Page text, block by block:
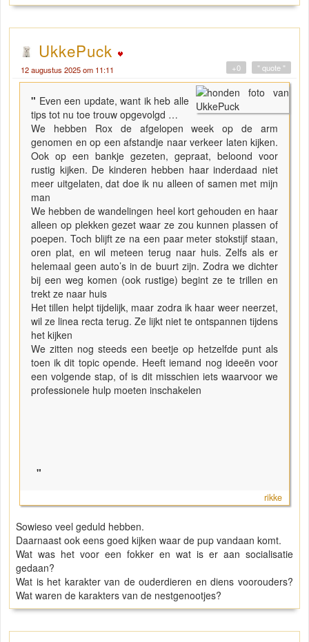
UkkePuck
12 augustus 2025 om 11:11 " quote "
+0
" Even een update, want ik heb alle
tips tot nu toe trouw opgevolgd …
We hebben Rox de afgelopen week op de arm
genomen en op een afstandje naar verkeer laten kijken.
Ook op een bankje gezeten, gepraat, beloond voor
rustig kijken. De kinderen hebben haar inderdaad niet
meer uitgelaten, dat doe ik nu alleen of samen met mijn
man
We hebben de wandelingen heel kort gehouden en haar
alleen op plekken gezet waar ze zou kunnen plassen of
poepen. Toch blijft ze na een paar meter stokstijf staan,
oren plat, en wil meteen terug naar huis. Zelfs als er
helemaal geen auto’s in de buurt zijn. Zodra we dichter
bij een weg komen (ook rustige) begint ze te trillen en
trekt ze naar huis
Het tillen helpt tijdelijk, maar zodra ik haar weer neerzet,
wil ze linea recta terug. Ze lijkt niet te ontspannen tijdens
het kijken
We zitten nog steeds een beetje op hetzelfde punt als
toen ik dit topic opende. Heeft iemand nog ideeën voor
een volgende stap, of is dit misschien iets waarvoor we
professionele hulp moeten inschakelen
"
rikke
Sowieso veel geduld hebben.
Daarnaast ook eens goed kijken waar de pup vandaan komt.
Wat was het voor een fokker en wat is er aan socialisatie
gedaan?
Wat is het karakter van de ouderdieren en diens voorouders?
Wat waren de karakters van de nestgenootjes?